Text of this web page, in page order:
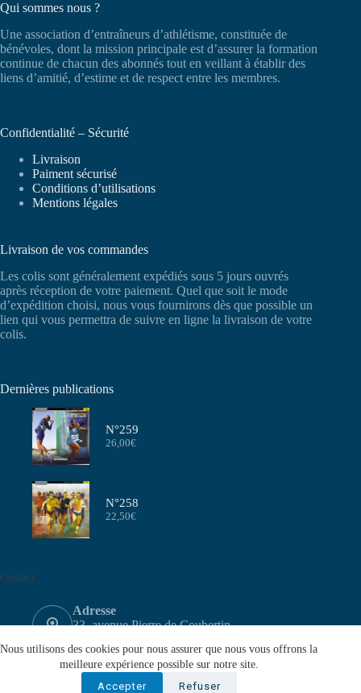
Nous utilisons des cookies pour nous assurer que nous vous offrons la
meilleure expérience possible sur notre site.
Accepter
Refuser
Qui sommes nous ?
Une association d’entraîneurs d’athlétisme, constituée de
bénévoles, dont la mission principale est d’assurer la formation
continue de chacun des abonnés tout en veillant à établir des
liens d’amitié, d’estime et de respect entre les membres.
Confidentialité – Sécurité
Livraison
Paiment sécurisé
Conditions d’utilisations
Mentions légales
Livraison de vos commandes
Les colis sont généralement expédiés sous 5 jours ouvrés
après réception de votre paiement. Quel que soit le mode
d’expédition choisi, nous vous fournirons dès que possible un
lien qui vous permettra de suivre en ligne la livraison de votre
colis.
Dernières publications
N°259
26,00€
N°258
22,50€
Contact
Adresse
33, avenue Pierre de Coubertin
Email
contact@aeffa.fr